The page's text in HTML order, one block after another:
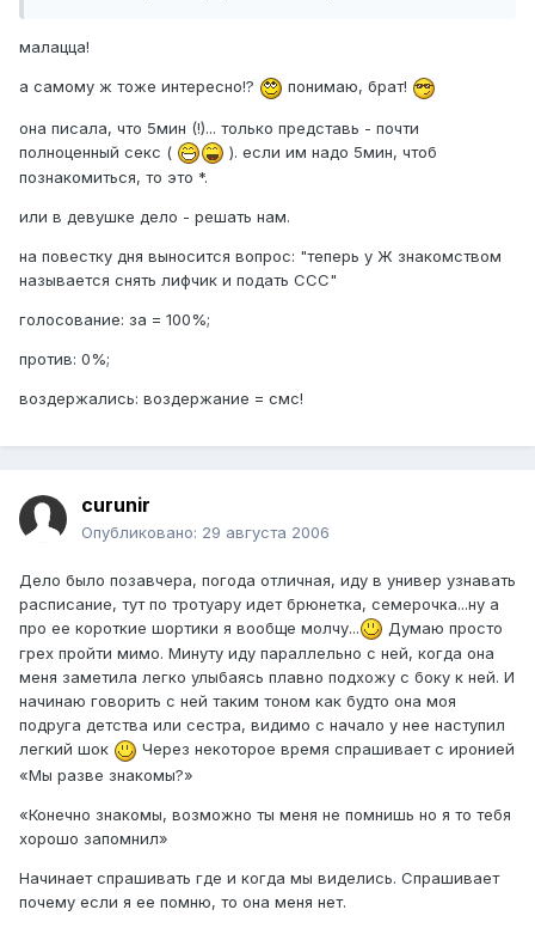
малацца!
а самому ж тоже интересно!? понимаю, брат!
она писала, что 5мин (!)... только представь - почти
полноценный секс (
). если им надо 5мин, чтоб
познакомиться, то это *.
или в девушке дело - решать нам.
на повестку дня выносится вопрос: "теперь у Ж знакомством
называется снять лифчик и подать ССС"
голосование: за = 100%;
против: 0%;
воздержались: воздержание = смс!
curunir
Опубликовано: 29 августа 2006
Дело было позавчера, погода отличная, иду в универ узнавать
расписание, тут по тротуару идет брюнетка, семерочка...ну а
про ее короткие шортики я вообще молчу...
Думаю просто
грех пройти мимо. Минуту иду параллельно с ней, когда она
меня заметила легко улыбаясь плавно подхожу с боку к ней. И
начинаю говорить с ней таким тоном как будто она моя
подруга детства или сестра, видимо с начало у нее наступил
легкий шок
Через некоторое время спрашивает с иронией
«Мы разве знакомы?»
«Конечно знакомы, возможно ты меня не помнишь но я то тебя
хорошо запомнил»
Начинает спрашивать где и когда мы виделись. Спрашивает
почему если я ее помню, то она меня нет.